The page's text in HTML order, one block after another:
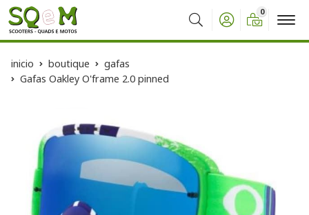
Buscar
0
inicio boutique
gafas
Gafas Oakley O'frame 2.0 pinned